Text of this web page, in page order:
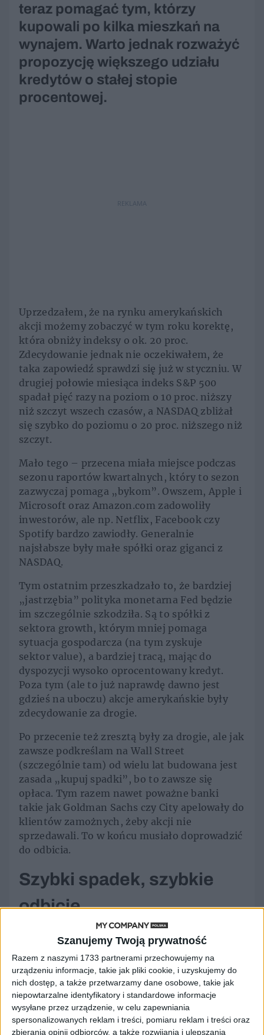
Szanujemy Twoją prywatność
Razem z naszymi 1733 partnerami przechowujemy na
urządzeniu informacje, takie jak pliki cookie, i uzyskujemy do
nich dostęp, a także przetwarzamy dane osobowe, takie jak
niepowtarzalne identyfikatory i standardowe informacje
wysyłane przez urządzenie, w celu zapewniania
spersonalizowanych reklam i treści, pomiaru reklam i treści oraz
zbierania opinii odbiorców, a także rozwijania i ulepszania
teraz pomagać tym, którzy
kupowali po kilka mieszkań na
wynajem. Warto jednak rozważyć
propozycję większego udziału
kredytów o stałej stopie
procentowej.
REKLAMA
Uprzedzałem, że na rynku amerykańskich
akcji możemy zobaczyć w tym roku korektę,
która obniży indeksy o ok. 20 proc.
Zdecydowanie jednak nie oczekiwałem, że
taka zapowiedź sprawdzi się już w styczniu. W
drugiej połowie miesiąca indeks S&P 500
spadał pięć razy na poziom o 10 proc. niższy
niż szczyt wszech czasów, a NASDAQ zbliżał
się szybko do poziomu o 20 proc. niższego niż
szczyt.
Mało tego – przecena miała miejsce podczas
sezonu raportów kwartalnych, który to sezon
zazwyczaj pomaga „bykom”. Owszem, Apple i
Microsoft oraz Amazon.com zadowoliły
inwestorów, ale np. Netflix, Facebook czy
Spotify bardzo zawiodły. Generalnie
najsłabsze były małe spółki oraz giganci z
NASDAQ.
Tym ostatnim przeszkadzało to, że bardziej
„jastrzębia” polityka monetarna Fed będzie
im szczególnie szkodziła. Są to spółki z
sektora growth, którym mniej pomaga
sytuacja gospodarcza (na tym zyskuje
sektor value), a bardziej tracą, mając do
dyspozycji wysoko oprocentowany kredyt.
Poza tym (ale to już naprawdę dawno jest
gdzieś na uboczu) akcje amerykańskie były
zdecydowanie za drogie.
Po przecenie też zresztą były za drogie, ale jak
zawsze podkreślam na Wall Street
(szczególnie tam) od wielu lat budowana jest
zasada „kupuj spadki”, bo to zawsze się
opłaca. Tym razem nawet poważne banki
takie jak Goldman Sachs czy City apelowały do
klientów zamożnych, żeby akcji nie
sprzedawali. To w końcu musiało doprowadzić
do odbicia.
Szybki spadek, szybkie
odbicie
Spadek o 10 proc. zgodnie z konsensem z Wall
Street rozpoczyna korektę, a spadek ponad 20
proc. jest wejściem w rynek niedźwiedzia.
Nic więc dziwnego, że testowania tych
poziomów przez odpowiednio S&P 500 i
NASDAQ musiało w końcu zachęcić większy
popyt, co właśnie doprowadziło do tego